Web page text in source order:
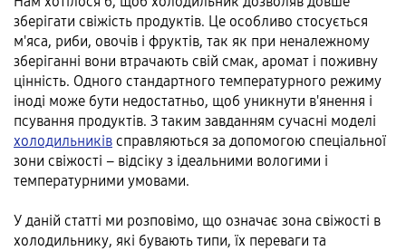
зберігати свіжість продуктів. Це особливо стосується
м'яса, риби, овочів і фруктів, так як при неналежному
зберіганні вони втрачають свій смак, аромат і поживну
цінність. Одного стандартного температурного режиму
іноді може бути недостатньо, щоб уникнути в'янення і
псування продуктів. З таким завданням сучасні моделі
холодильників справляються за допомогою спеціальної
зони свіжості – відсіку з ідеальними вологими і
температурними умовами.
У даній статті ми розповімо, що означає зона свіжості в
холодильнику, які бувають типи, їх переваги та